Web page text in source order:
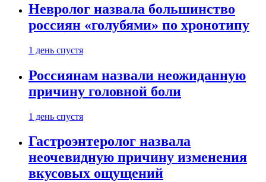
Невролог назвала большинство
россиян «голубями» по хронотипу
1 день спустя
Россиянам назвали неожиданную
причину головной боли
1 день спустя
Гастроэнтеролог назвала
неочевидную причину изменения
вкусовых ощущений